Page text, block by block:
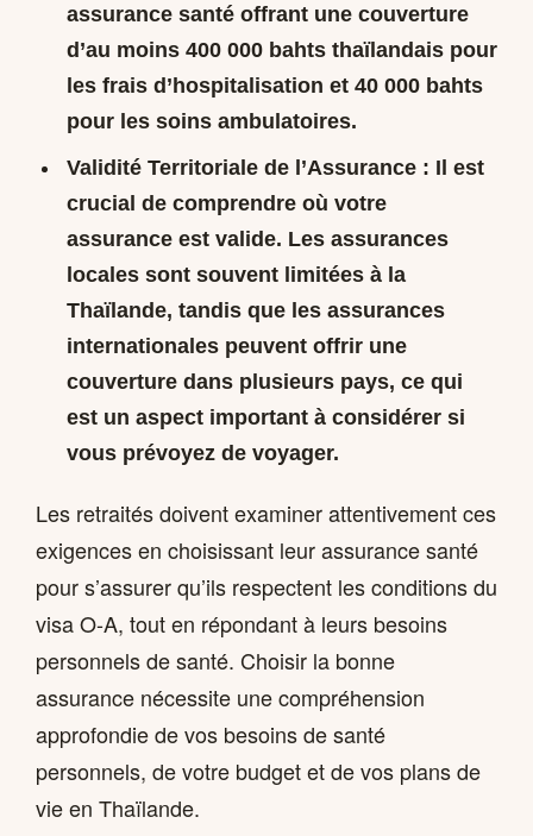
assurance santé offrant une couverture
d’au moins 400 000 bahts thaïlandais pour
les frais d’hospitalisation et 40 000 bahts
pour les soins ambulatoires.
Validité Territoriale de l’Assurance : Il est
crucial de comprendre où votre
assurance est valide. Les assurances
locales sont souvent limitées à la
Thaïlande, tandis que les assurances
internationales peuvent offrir une
couverture dans plusieurs pays, ce qui
est un aspect important à considérer si
vous prévoyez de voyager.
Les retraités doivent examiner attentivement ces
exigences en choisissant leur assurance santé
pour s’assurer qu’ils respectent les conditions du
visa O-A, tout en répondant à leurs besoins
personnels de santé. Choisir la bonne
assurance nécessite une compréhension
approfondie de vos besoins de santé
personnels, de votre budget et de vos plans de
vie en Thaïlande.